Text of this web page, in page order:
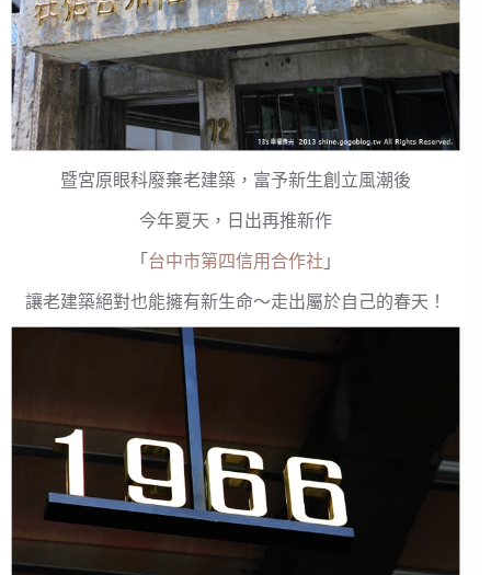
暨宮原眼科廢棄老建築，富予新生創立風潮後
今年夏天，日出再推新作
「 台中市第四信用合作社 」
讓老建築絕對也能擁有新生命～走出屬於自己的春天！